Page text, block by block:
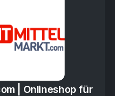
| Onlineshop für